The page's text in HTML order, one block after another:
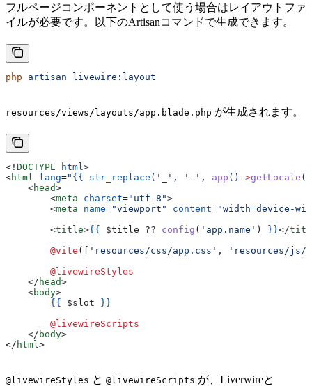
フルページコンポーネントとして使う場合はレイアウトファ
イルが必要です。以下のArtisanコマンドで生成できます。
php artisan livewire:layout
resources/views/layouts/app.blade.php が生成されます。
<! DOCTYPE html >
<html lang=" {{ str_replace ('_', '-', app () ->getLocale
    <
head>
        <
meta charset="utf-8">
        <
meta name="viewport" content="width=device-
        <
title>{{ $title ?? config ( 'app.name' ) }}</
        @vite
([ 'resources/css/app.css' ,
'resources/js/
        @livewireStyles
    </
head>
    <
body>
        {{
$slot }}
        @livewireScripts
    </
body>
</ html >
@livewireStyles と @livewireScripts が、Liverwireと